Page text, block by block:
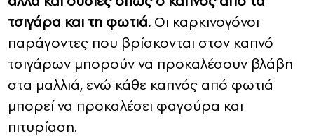
τσιγάρα και τη φωτιά. Οι καρκινογόνοι
παράγοντες που βρίσκονται στον καπνό
τσιγάρων μπορούν να προκαλέσουν βλάβη
στα μαλλιά, ενώ κάθε καπνός από φωτιά
μπορεί να προκαλέσει φαγούρα και
πιτυρίαση.